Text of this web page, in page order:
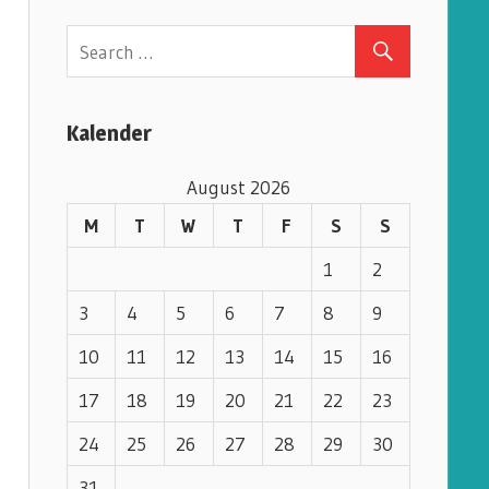
o
i
s
Kalender
August 2026
M
T W T F S
S
1
2
3
4 5 6 7 8
9
10
11 12 13 14 15
16
17
18 19 20 21 22
23
24
25 26 27 28 29
30